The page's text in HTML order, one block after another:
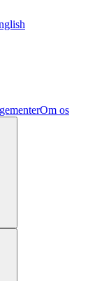
Om os